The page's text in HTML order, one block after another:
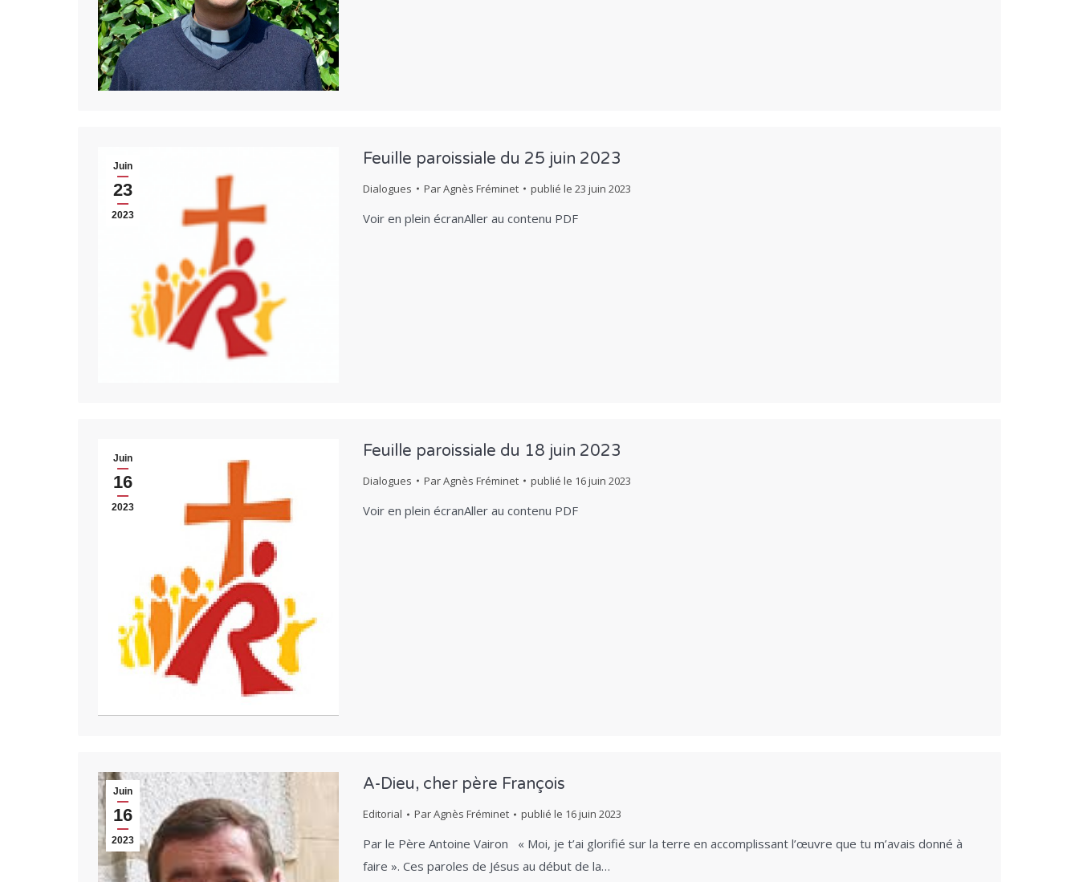
Juin
23
2023
Feuille paroissiale du 25 juin 2023
Dialogues ParAgnès Fréminet publié le 23 juin 2023
Voir en plein écranAller au contenu PDF
Juin
16
2023
Feuille paroissiale du 18 juin 2023
Dialogues ParAgnès Fréminet publié le 16 juin 2023
Voir en plein écranAller au contenu PDF
Juin
16
2023
A-Dieu, cher père François
Editorial ParAgnès Fréminet publié le 16 juin 2023
Par le Père Antoine Vairon « Moi, je t’ai glorifié sur la terre en accomplissant l’œuvre que tu m’avais donné à
faire ». Ces paroles de Jésus au début de la…